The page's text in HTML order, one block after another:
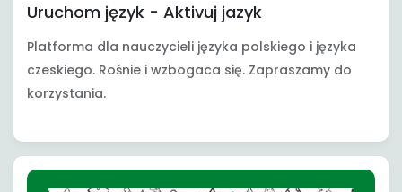
Uruchom język - Aktivuj jazyk
Platforma dla nauczycieli języka polskiego i języka
czeskiego. Rośnie i wzbogaca się. Zapraszamy do
korzystania.